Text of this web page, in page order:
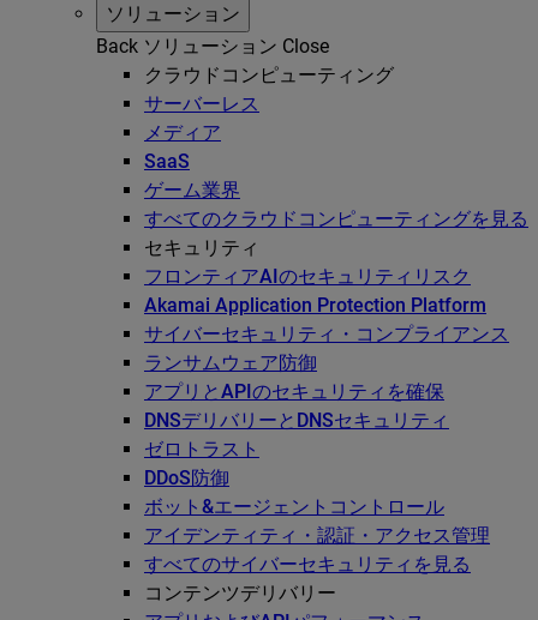
ソリューション
Back ソリューション Close
クラウドコンピューティング
サーバーレス
メディア
SaaS
ゲーム業界
すべてのクラウドコンピューティングを見る
セキュリティ
フロンティアAIのセキュリティリスク
Akamai Application Protection Platform
サイバーセキュリティ・コンプライアンス
ランサムウェア防御
アプリとAPIのセキュリティを確保
DNSデリバリーとDNSセキュリティ
ゼロトラスト
DDoS防御
ボット&エージェントコントロール
アイデンティティ・認証・アクセス管理
すべてのサイバーセキュリティを見る
コンテンツデリバリー